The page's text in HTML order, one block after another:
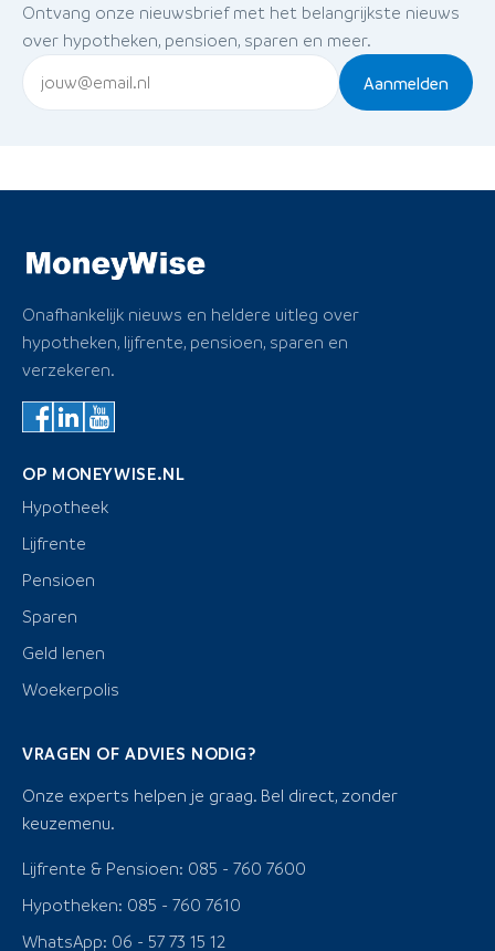
Ontvang onze nieuwsbrief met het belangrijkste nieuws
over hypotheken, pensioen, sparen en meer.
Aanmelden
Onafhankelijk nieuws en heldere uitleg over
hypotheken, lijfrente, pensioen, sparen en
verzekeren.
OP MONEYWISE.NL
Hypotheek
Lijfrente
Pensioen
Sparen
Geld lenen
Woekerpolis
VRAGEN OF ADVIES NODIG?
Onze experts helpen je graag. Bel direct, zonder
keuzemenu.
Lijfrente & Pensioen: 085 - 760 7600
Hypotheken: 085 - 760 7610
WhatsApp: 06 - 57 73 15 12